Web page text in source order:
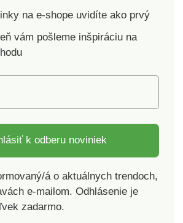
na e-shope uvidíte ako prvý
vám pošleme inšpiráciu na
k odberu noviniek
á o aktuálnych trendoch,
e-mailom. Odhlásenie je
zadarmo.